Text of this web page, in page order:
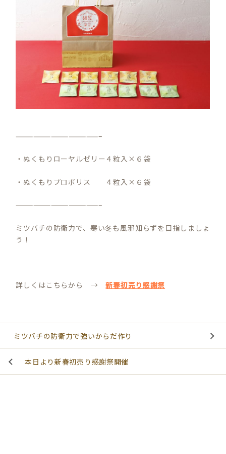
——————————————–
・ぬくもりローヤルゼリー４粒入×６袋
・ぬくもりプロポリス ４粒入×６袋
——————————————–
ミツバチの防衛力で、寒い冬も風邪知らずを目指しましょ
う！
詳しくはこちらから →新春初売り感謝祭
ミツバチの防衛力で強いからだ作り
本日より新春初売り感謝祭開催